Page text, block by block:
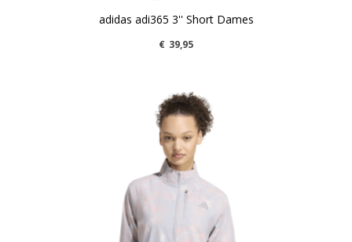
adidas adi365 3'' Short Dames
€ 39,95